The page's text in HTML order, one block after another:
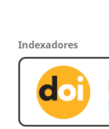
Indexadores